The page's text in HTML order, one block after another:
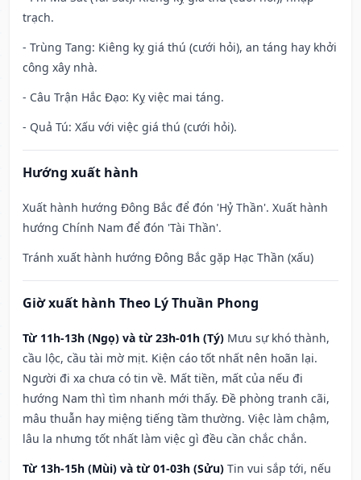
trạch.
- Trùng Tang: Kiêng kỵ giá thú (cưới hỏi), an táng hay khởi
công xây nhà.
- Câu Trận Hắc Đạo: Kỵ việc mai táng.
- Quả Tú: Xấu với việc giá thú (cưới hỏi).
Hướng xuất hành
Xuất hành hướng Đông Bắc để đón 'Hỷ Thần'. Xuất hành
hướng Chính Nam để đón 'Tài Thần'.
Tránh xuất hành hướng Đông Bắc gặp Hạc Thần (xấu)
Giờ xuất hành Theo Lý Thuần Phong
Từ 11h-13h (Ngọ) và từ 23h-01h (Tý) Mưu sự khó thành,
cầu lộc, cầu tài mờ mịt. Kiện cáo tốt nhất nên hoãn lại.
Người đi xa chưa có tin về. Mất tiền, mất của nếu đi
hướng Nam thì tìm nhanh mới thấy. Đề phòng tranh cãi,
mâu thuẫn hay miệng tiếng tầm thường. Việc làm chậm,
lâu la nhưng tốt nhất làm việc gì đều cần chắc chắn.
Từ 13h-15h (Mùi) và từ 01-03h (Sửu) Tin vui sắp tới, nếu